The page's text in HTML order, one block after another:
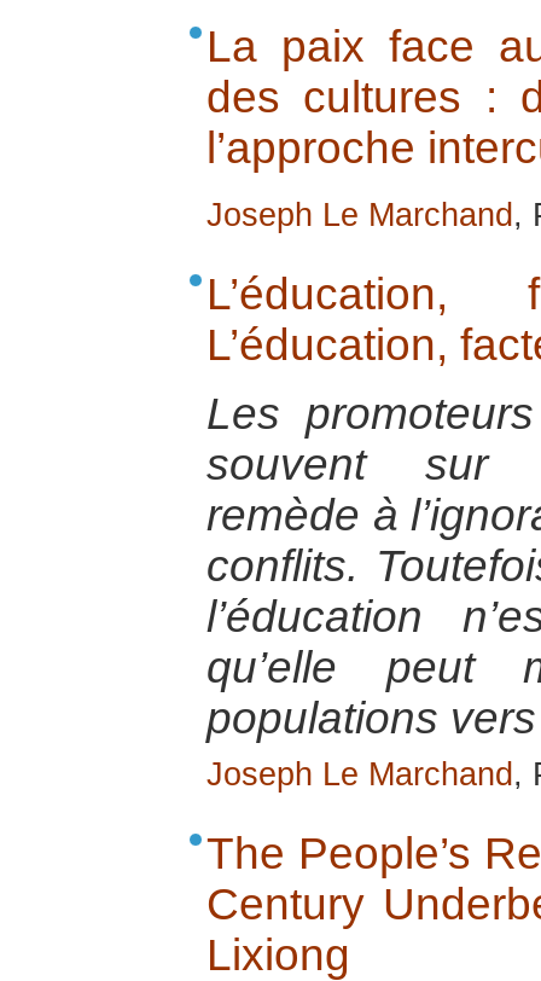
La paix face
des cultures :
l’approche
Joseph Le Marchand ,
L’éducation,
Les
souvent sur
remède à
conflits.
l’éducation
qu’elle peut
populations
Joseph Le Marchand ,
The People’s
Century
Lixiong